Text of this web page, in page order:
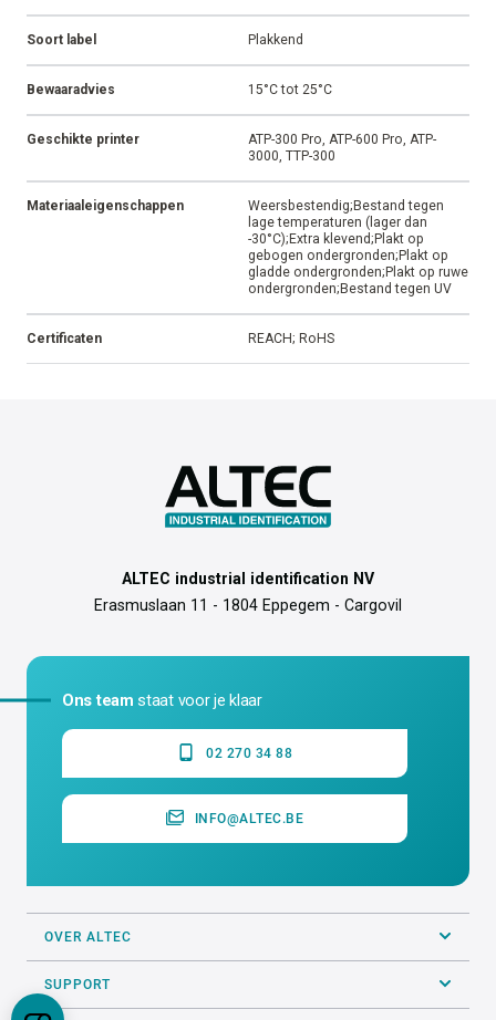
Soort label Plakkend
Bewaaradvies 15°C tot 25°C
Geschikte printer
ATP-300 Pro, ATP-600 Pro, ATP-
3000, TTP-300
Materiaaleigenschappen
Weersbestendig;Bestand tegen
lage temperaturen (lager dan
-30°C);Extra klevend;Plakt op
gebogen ondergronden;Plakt op
gladde ondergronden;Plakt op ruwe
ondergronden;Bestand tegen UV
Certificaten REACH; RoHS
ALTEC industrial identification NV
Erasmuslaan 11 - 1804 Eppegem - Cargovil
Ons team staat voor je klaar
02 270 34 88
INFO@ALTEC.BE
OVER ALTEC
SUPPORT